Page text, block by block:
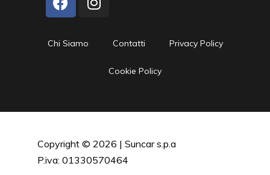
Chi Siamo Contatti Privacy Policy
Cookie Policy
Copyright © 2026 | Suncar s.p.a
P.iva: 01330570464